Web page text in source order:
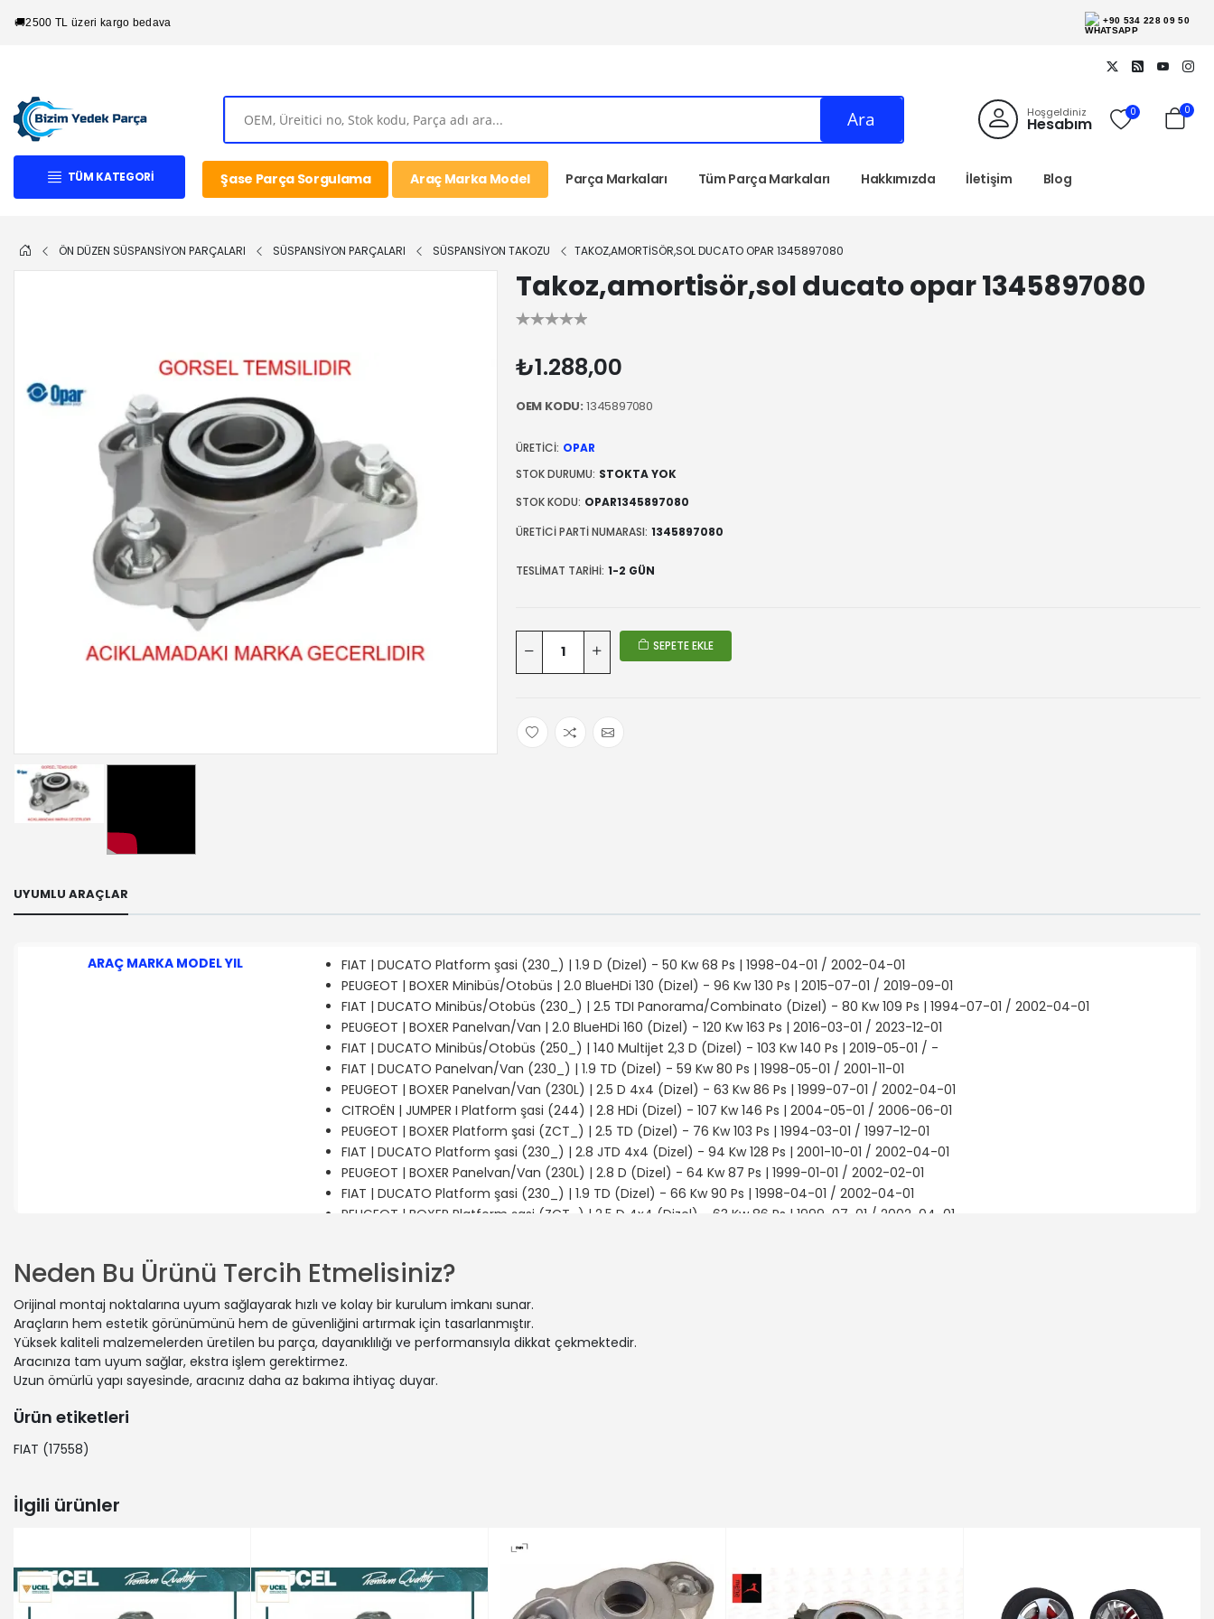
🚚2500 TL üzeri kargo bedava +90 534 228 09 50
Ara Hoşgeldiniz
Hesabım
0 0
TÜM KATEGORI Şase Parça Sorgulama Araç Marka Model Parça Markaları Tüm Parça Markaları Hakkımızda İletişim Blog
ÖN DÜZEN SÜSPANSİYON PARÇALARI SÜSPANSİYON PARÇALARI SÜSPANSİYON TAKOZU TAKOZ,AMORTISÖR,SOL DUCATO OPAR 1345897080
Takoz,amortisör,sol ducato opar 1345897080
₺1.288,00
OEM KODU: 1345897080
ÜRETICI: OPAR
STOK DURUMU: STOKTA YOK
STOK KODU: OPAR1345897080
ÜRETICI PARTI NUMARASI: 1345897080
TESLIMAT TARIHI: 1-2 GÜN
SEPETE EKLE
UYUMLU ARAÇLAR
ARAÇ MARKA MODEL YIL
FIAT | DUCATO Platform şasi (230_) | 1.9 D (Dizel) - 50 Kw 68 Ps | 1998-04-01 / 2002-04-01
PEUGEOT | BOXER Minibüs/Otobüs | 2.0 BlueHDi 130 (Dizel) - 96 Kw 130 Ps | 2015-07-01 / 2019-09-01
FIAT | DUCATO Minibüs/Otobüs (230_) | 2.5 TDI Panorama/Combinato (Dizel) - 80 Kw 109 Ps | 1994-07-01 / 2002-04-01
PEUGEOT | BOXER Panelvan/Van | 2.0 BlueHDi 160 (Dizel) - 120 Kw 163 Ps | 2016-03-01 / 2023-12-01
FIAT | DUCATO Minibüs/Otobüs (250_) | 140 Multijet 2,3 D (Dizel) - 103 Kw 140 Ps | 2019-05-01 / -
FIAT | DUCATO Panelvan/Van (230_) | 1.9 TD (Dizel) - 59 Kw 80 Ps | 1998-05-01 / 2001-11-01
PEUGEOT | BOXER Panelvan/Van (230L) | 2.5 D 4x4 (Dizel) - 63 Kw 86 Ps | 1999-07-01 / 2002-04-01
CITROËN | JUMPER I Platform şasi (244) | 2.8 HDi (Dizel) - 107 Kw 146 Ps | 2004-05-01 / 2006-06-01
PEUGEOT | BOXER Platform şasi (ZCT_) | 2.5 TD (Dizel) - 76 Kw 103 Ps | 1994-03-01 / 1997-12-01
FIAT | DUCATO Platform şasi (230_) | 2.8 JTD 4x4 (Dizel) - 94 Kw 128 Ps | 2001-10-01 / 2002-04-01
PEUGEOT | BOXER Panelvan/Van (230L) | 2.8 D (Dizel) - 64 Kw 87 Ps | 1999-01-01 / 2002-02-01
FIAT | DUCATO Platform şasi (230_) | 1.9 TD (Dizel) - 66 Kw 90 Ps | 1998-04-01 / 2002-04-01
PEUGEOT | BOXER Platform şasi (ZCT_) | 2.5 D 4x4 (Dizel) - 63 Kw 86 Ps | 1999-07-01 / 2002-04-01
CITROËN | JUMPER II Panelvan/Van | ë-JUMPER (Elektronik) - 100 Kw 136 Ps | 2021-07-01 / 2023-10-01
FIAT | DUCATO Minibüs/Otobüs (250_) | 120 Multijet 2,3 D (Dizel) - 88 Kw 120 Ps | 2006-07-01 / 2013-10-01
PEUGEOT | BOXER Panelvan/Van | 2.2 HDi 130 4x4 (Dizel) - 96 Kw 131 Ps | 2011-03-01 / -
FIAT | DUCATO Minibüs/Otobüs (230_) | 1.9 TD Combinato (Dizel) - 59 Kw 80 Ps | 1994-08-01 / 2002-04-01
FIAT | DUCATO Panelvan/Van (244_) | 2.0 (Benzin) - 81 Kw 110 Ps | 2001-12-01 / 2006-07-01
PEUGEOT | BOXER Minibüs/Otobüs | 3.0 HDi 175 (Dizel) - 130 Kw 177 Ps | 2011-03-01 / -
PEUGEOT | BOXER Minibüs/Otobüs | 2.2 HDi 120 (Dizel) - 88 Kw 120 Ps | 2006-04-01 / 2016-12-01
FIAT | DUCATO Platform şasi (250_) | 180 Multijet 3,0 D (Dizel) - 130 Kw 177 Ps | 2011-06-01 / -
FIAT | DUCATO Panelvan/Van (230_) | 2.8 D (Dizel) - 64 Kw 87 Ps | 1998-05-01 / 2002-04-01
CITROËN | JUMPER II Panelvan/Van | 2.2 HDi 120 (Dizel) - 88 Kw 120 Ps | 2006-04-01 / 2016-12-01
Neden Bu Ürünü Tercih Etmelisiniz?
Orijinal montaj noktalarına uyum sağlayarak hızlı ve kolay bir kurulum imkanı sunar.
Araçların hem estetik görünümünü hem de güvenliğini artırmak için tasarlanmıştır.
Yüksek kaliteli malzemelerden üretilen bu parça, dayanıklılığı ve performansıyla dikkat çekmektedir.
Aracınıza tam uyum sağlar, ekstra işlem gerektirmez.
Uzun ömürlü yapı sayesinde, aracınız daha az bakıma ihtiyaç duyar.
Ürün etiketleri
FIAT (17558)
İlgili ürünler